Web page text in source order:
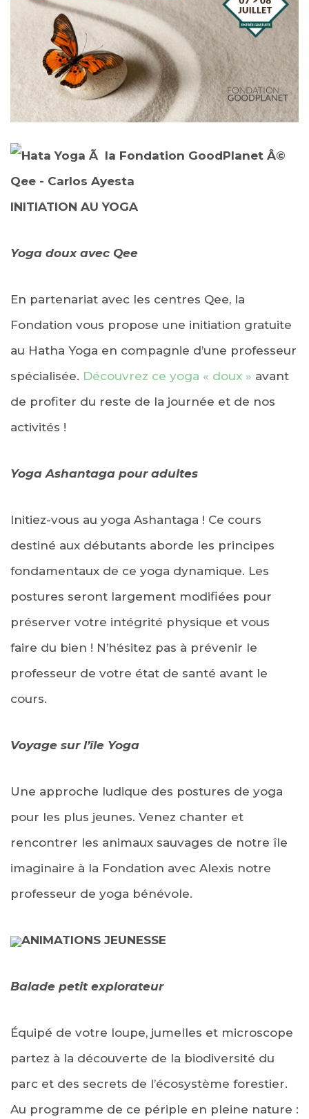
INITIATION AU YOGA
Yoga doux avec Qee
En partenariat avec les centres Qee, la
Fondation vous propose une initiation gratuite
au Hatha Yoga en compagnie d’une professeur
spécialisée. Découvrez ce yoga « doux » avant
de profiter du reste de la journée et de nos
activités !
Yoga Ashantaga pour adultes
Initiez-vous au yoga Ashantaga ! Ce cours
destiné aux débutants aborde les principes
fondamentaux de ce yoga dynamique. Les
postures seront largement modifiées pour
préserver votre intégrité physique et vous
faire du bien ! N’hésitez pas à prévenir le
professeur de votre état de santé avant le
cours.
Voyage sur l’île Yoga
Une approche ludique des postures de yoga
pour les plus jeunes. Venez chanter et
rencontrer les animaux sauvages de notre île
imaginaire à la Fondation avec Alexis notre
professeur de yoga bénévole.
ANIMATIONS JEUNESSE
Balade petit explorateur
Équipé de votre loupe, jumelles et microscope
partez à la découverte de la biodiversité du
parc et des secrets de l’écosystème forestier.
Au programme de ce périple en pleine nature :